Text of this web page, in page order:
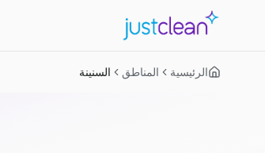
الرئيسية المناطق السنينة